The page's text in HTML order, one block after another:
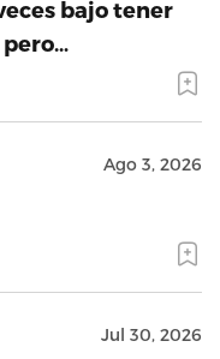
bajo tener
pero…
Ago 3, 2026
Jul 30, 2026